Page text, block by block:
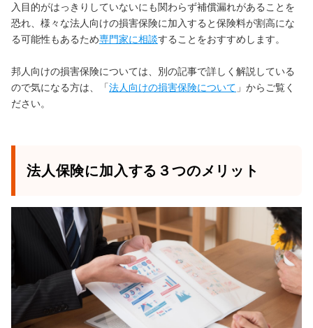
入目的がはっきりしていないにも関わらず補償漏れがあることを
恐れ、様々な法人向けの損害保険に加入すると保険料が割高にな
る可能性もあるため専門家に相談することをおすすめします。
邦人向けの損害保険については、別の記事で詳しく解説している
ので気になる方は、「法人向けの損害保険について 」からご覧く
ださい。
法人保険に加入する３つのメリット